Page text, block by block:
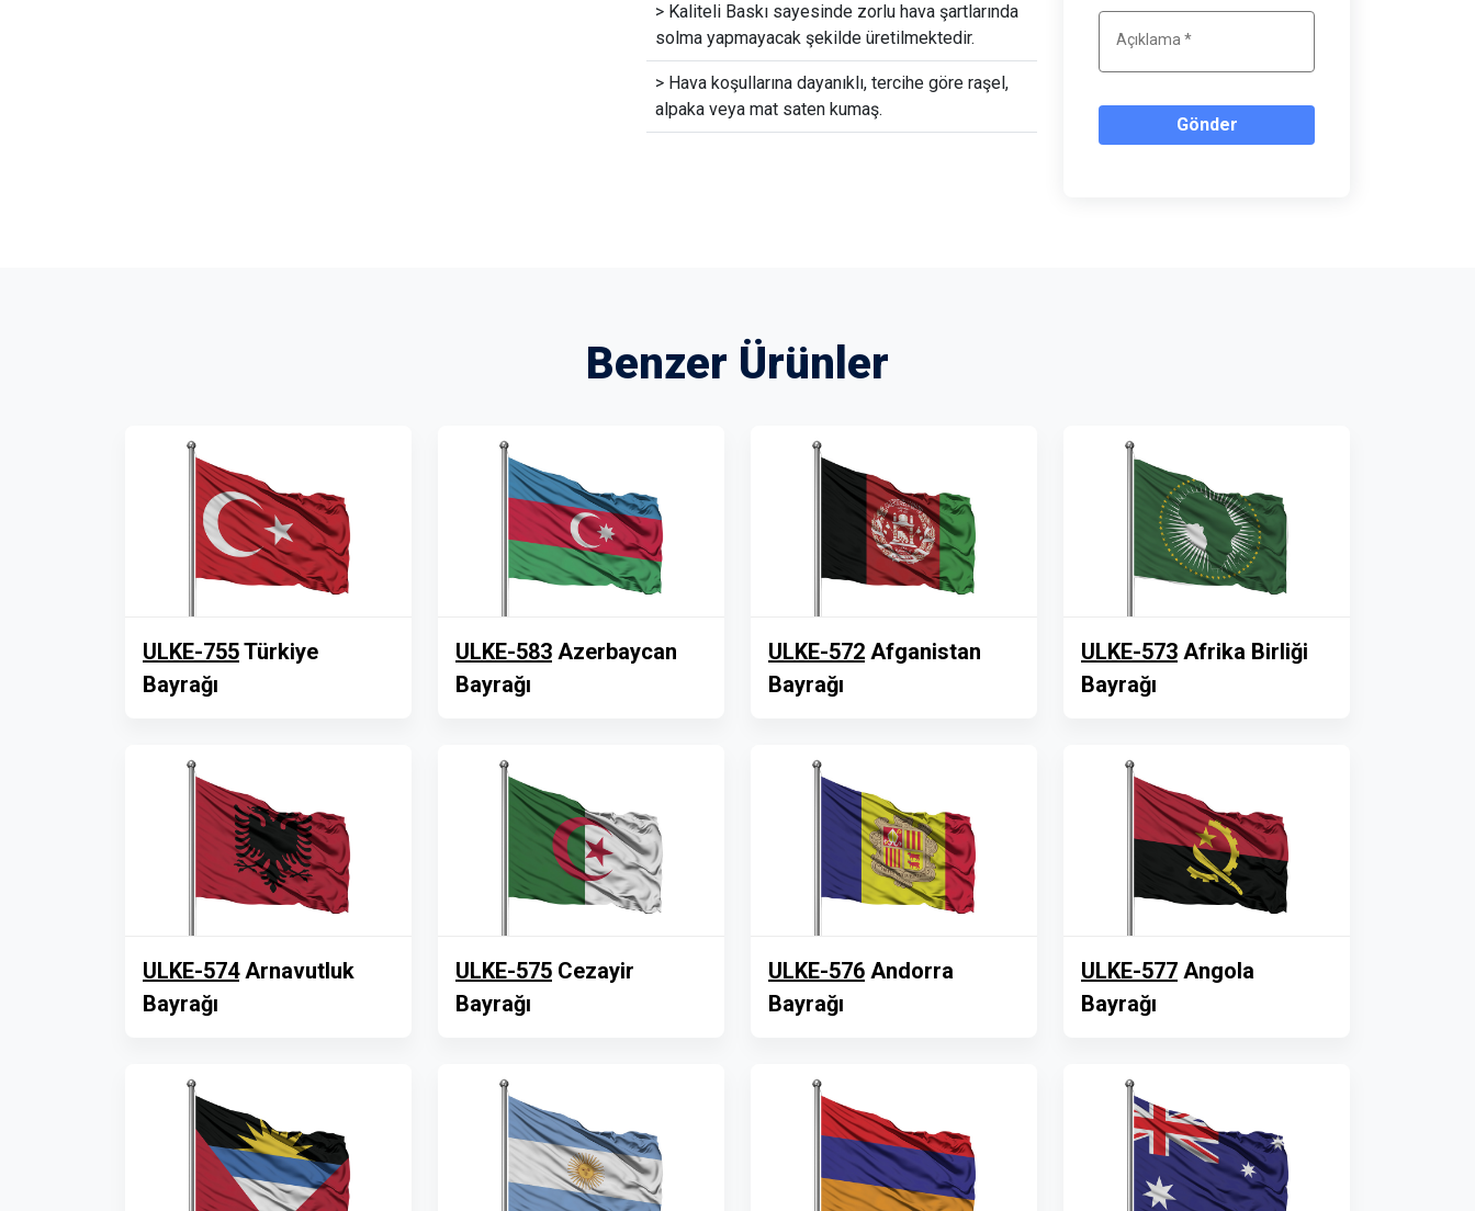
> Kaliteli Baskı sayesinde zorlu hava şartlarında
solma yapmayacak şekilde üretilmektedir.
> Hava koşullarına dayanıklı, tercihe göre raşel,
alpaka veya mat saten kumaş.
Gönder
Benzer Ürünler
ULKE-755Türkiye
Bayrağı
ULKE-583 Azerbaycan
Bayrağı
ULKE-572 Afganistan
Bayrağı
ULKE-573 Afrika Birliği
Bayrağı
ULKE-574Arnavutluk
Bayrağı
ULKE-575 Cezayir
Bayrağı
ULKE-576 Andorra
Bayrağı
ULKE-577 Angola
Bayrağı